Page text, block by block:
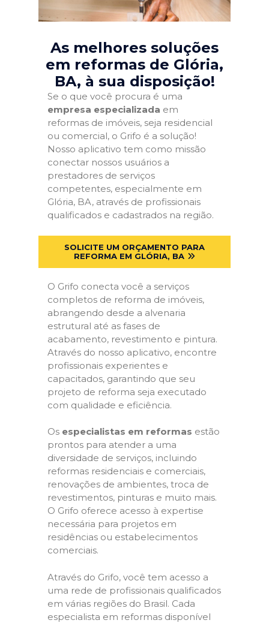
As melhores soluções
em reformas de Glória,
BA, à sua disposição!
Se o que você procura é uma
empresa especializada em
reformas de imóveis, seja residencial
ou comercial, o Grifo é a solução!
Nosso aplicativo tem como missão
conectar nossos usuários a
prestadores de serviços
competentes, especialmente em
Glória, BA, através de profissionais
qualificados e cadastrados na região.
SOLICITE UM ORÇAMENTO PARA
REFORMA EM GLÓRIA, BA
O Grifo conecta você a serviços
completos de reforma de imóveis,
abrangendo desde a alvenaria
estrutural até as fases de
acabamento, revestimento e pintura.
Através do nosso aplicativo, encontre
profissionais experientes e
capacitados, garantindo que seu
projeto de reforma seja executado
com qualidade e eficiência.
Os especialistas em reformas estão
prontos para atender a uma
diversidade de serviços, incluindo
reformas residenciais e comerciais,
renovações de ambientes, troca de
revestimentos, pinturas e muito mais.
O Grifo oferece acesso à expertise
necessária para projetos em
residências ou estabelecimentos
comerciais.
Através do Grifo, você tem acesso a
uma rede de profissionais qualificados
em várias regiões do Brasil. Cada
especialista em reformas disponível